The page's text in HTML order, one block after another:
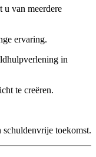
u van meerdere
ervaring.
in
te creëren.
schuldenvrije toekomst.